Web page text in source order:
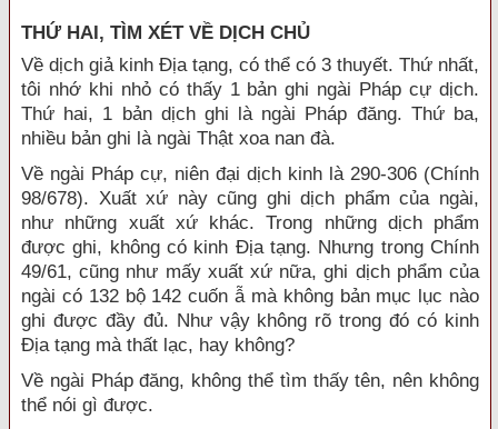
THỨ HAI, TÌM XÉT VỀ DỊCH CHỦ
Về dịch giả kinh Địa tạng, có thể có 3 thuyết. Thứ nhất,
tôi nhớ khi nhỏ có thấy 1 bản ghi ngài Pháp cự dịch.
Thứ hai, 1 bản dịch ghi là ngài Pháp đăng. Thứ ba,
nhiều bản ghi là ngài Thật xoa nan đà.
Về ngài Pháp cự, niên đại dịch kinh là 290-306 (Chính
98/678). Xuất xứ này cũng ghi dịch phẩm của ngài,
như những xuất xứ khác. Trong những dịch phẩm
được ghi, không có kinh Địa tạng. Nhưng trong Chính
49/61, cũng như mấy xuất xứ nữa, ghi dịch phẩm của
ngài có 132 bộ 142 cuốn ẫ mà không bản mục lục nào
ghi được đầy đủ. Như vậy không rõ trong đó có kinh
Địa tạng mà thất lạc, hay không?
Về ngài Pháp đăng, không thể tìm thấy tên, nên không
thể nói gì được.